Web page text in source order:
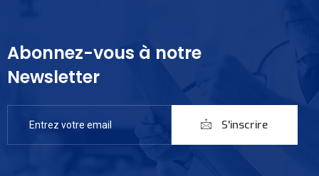
Abonnez-vous à notre
Newsletter
S'inscrire